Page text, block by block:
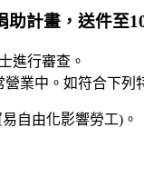
計畫，送件至
進行審查。
業中。如符合下
自由化影響勞工)。